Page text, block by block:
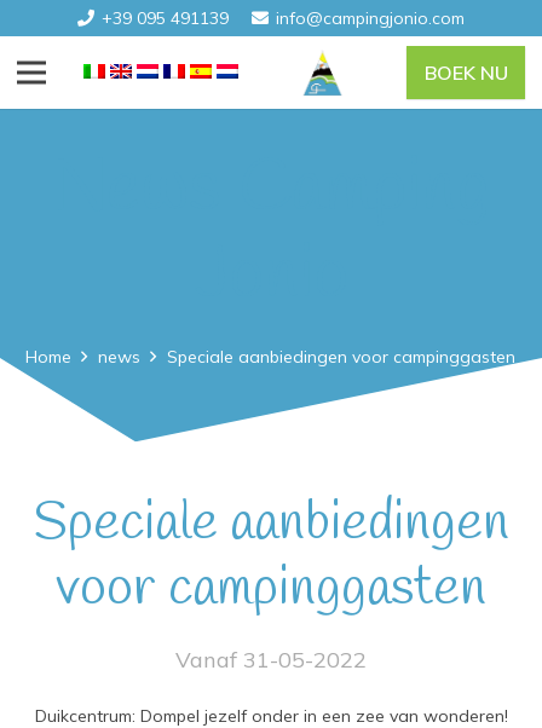
+39 095 491139 info@campingjonio.com
BOEK NU
Home news Speciale aanbiedingen voor campinggasten
Speciale aanbiedingen
voor campinggasten
Vanaf 31-05-2022
Duikcentrum: Dompel jezelf onder in een zee van wonderen!